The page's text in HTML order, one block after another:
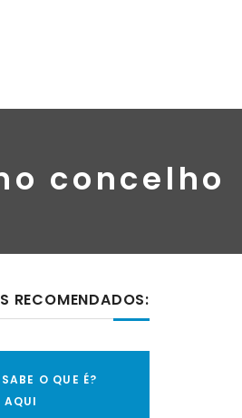
concelho
RECOMENDADOS:
O QUE É?
AQUI